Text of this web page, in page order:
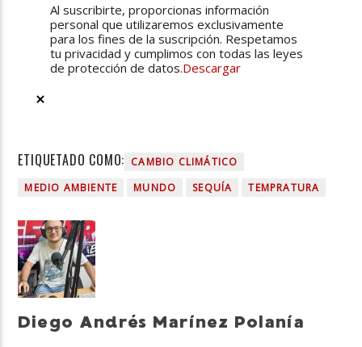
Al suscribirte, proporcionas información
personal que utilizaremos exclusivamente
para los fines de la suscripción. Respetamos
tu privacidad y cumplimos con todas las leyes
de protección de datos.Descargar
ETIQUETADO COMO: CAMBIO CLIMÁTICO
MEDIO AMBIENTE
MUNDO SEQUÍA TEMPRATURA
Diego Andrés Marínez Polanía